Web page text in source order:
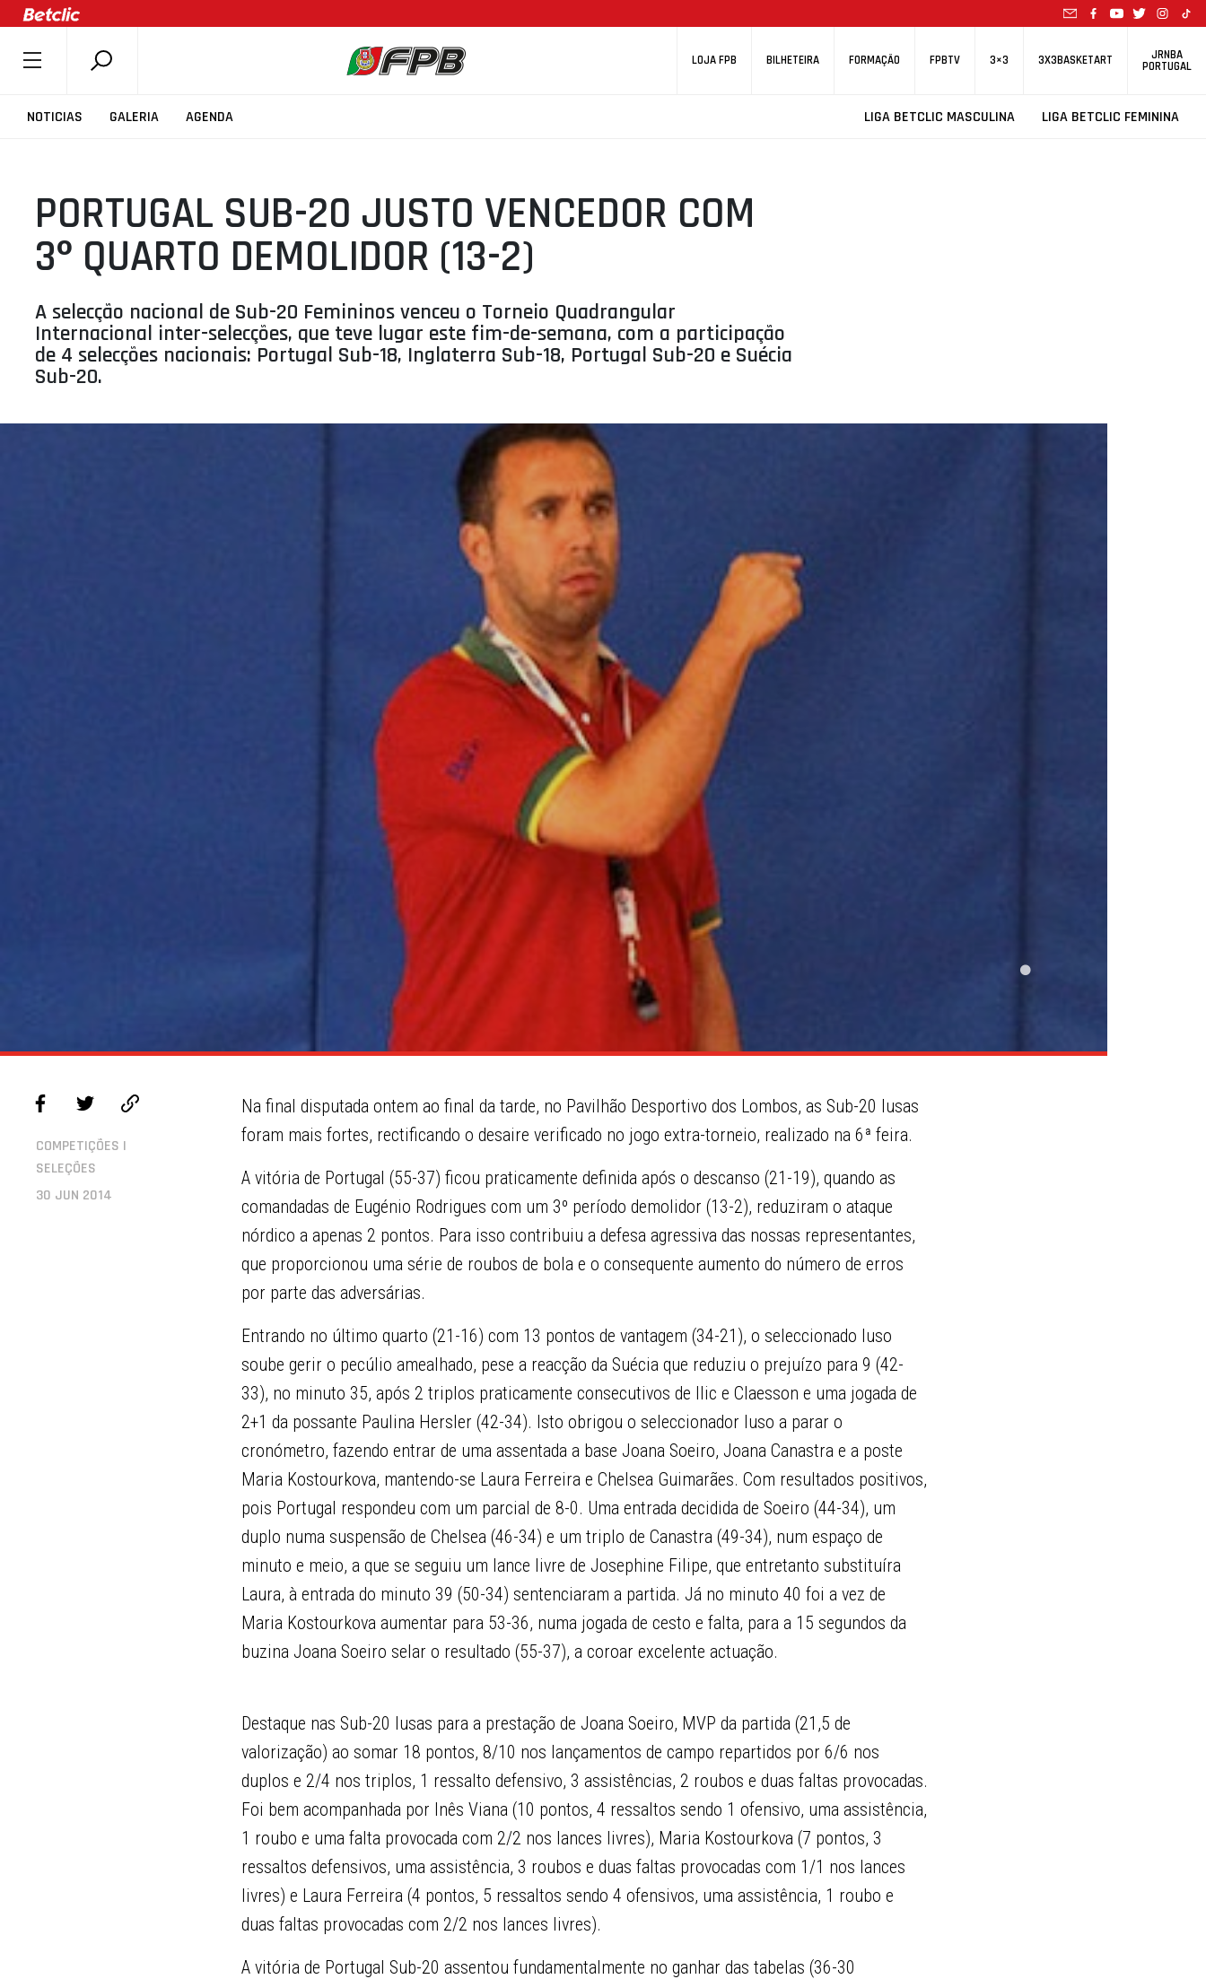
LOJA FPB BILHETEIRA FORMAÇÃO FPBTV 3×3 3X3BASKETART JRNBA
PORTUGAL
NOTICIAS GALERIA AGENDA LIGA BETCLIC MASCULINA LIGA BETCLIC FEMININA
SOBRE A FPB
COMPETIÇÕES
ASSOCIAÇÕES
CLUBES
AGENTES
AGENDA
SELEÇÕES
ÁREA TÉCNICA
PORTUGAL SUB-20 JUSTO VENCEDOR COM
3º QUARTO DEMOLIDOR (13-2)
A selecção nacional de Sub-20 Femininos venceu o Torneio Quadrangular
Internacional inter-selecções, que teve lugar este fim-de-semana, com a participação
de 4 selecções nacionais: Portugal Sub-18, Inglaterra Sub-18, Portugal Sub-20 e Suécia
Sub-20.
COMPETIÇÕES |
SELEÇÕES
30 JUN 2014
Na final disputada ontem ao final da tarde, no Pavilhão Desportivo dos Lombos, as Sub-20 lusas
foram mais fortes, rectificando o desaire verificado no jogo extra-torneio, realizado na 6ª feira.
A vitória de Portugal (55-37) ficou praticamente definida após o descanso (21-19), quando as
comandadas de Eugénio Rodrigues com um 3º período demolidor (13-2), reduziram o ataque
nórdico a apenas 2 pontos. Para isso contribuiu a defesa agressiva das nossas representantes,
que proporcionou uma série de roubos de bola e o consequente aumento do número de erros
por parte das adversárias.
Entrando no último quarto (21-16) com 13 pontos de vantagem (34-21), o seleccionado luso
soube gerir o pecúlio amealhado, pese a reacção da Suécia que reduziu o prejuízo para 9 (42-
33), no minuto 35, após 2 triplos praticamente consecutivos de Ilic e Claesson e uma jogada de
2+1 da possante Paulina Hersler (42-34). Isto obrigou o seleccionador luso a parar o
cronómetro, fazendo entrar de uma assentada a base Joana Soeiro, Joana Canastra e a poste
Maria Kostourkova, mantendo-se Laura Ferreira e Chelsea Guimarães. Com resultados positivos,
pois Portugal respondeu com um parcial de 8-0. Uma entrada decidida de Soeiro (44-34), um
duplo numa suspensão de Chelsea (46-34) e um triplo de Canastra (49-34), num espaço de
minuto e meio, a que se seguiu um lance livre de Josephine Filipe, que entretanto substituíra
Laura, à entrada do minuto 39 (50-34) sentenciaram a partida. Já no minuto 40 foi a vez de
Maria Kostourkova aumentar para 53-36, numa jogada de cesto e falta, para a 15 segundos da
buzina Joana Soeiro selar o resultado (55-37), a coroar excelente actuação.
Destaque nas Sub-20 lusas para a prestação de Joana Soeiro, MVP da partida (21,5 de
valorização) ao somar 18 pontos, 8/10 nos lançamentos de campo repartidos por 6/6 nos
duplos e 2/4 nos triplos, 1 ressalto defensivo, 3 assistências, 2 roubos e duas faltas provocadas.
Foi bem acompanhada por Inês Viana (10 pontos, 4 ressaltos sendo 1 ofensivo, uma assistência,
1 roubo e uma falta provocada com 2/2 nos lances livres), Maria Kostourkova (7 pontos, 3
ressaltos defensivos, uma assistência, 3 roubos e duas faltas provocadas com 1/1 nos lances
livres) e Laura Ferreira (4 pontos, 5 ressaltos sendo 4 ofensivos, uma assistência, 1 roubo e
duas faltas provocadas com 2/2 nos lances livres).
A vitória de Portugal Sub-20 assentou fundamentalmente no ganhar das tabelas (36-30